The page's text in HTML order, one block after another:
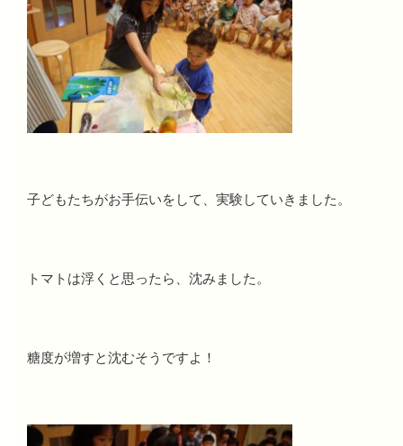
子どもたちがお手伝いをして、実験していきました。
トマトは浮くと思ったら、沈みました。
糖度が増すと沈むそうですよ！